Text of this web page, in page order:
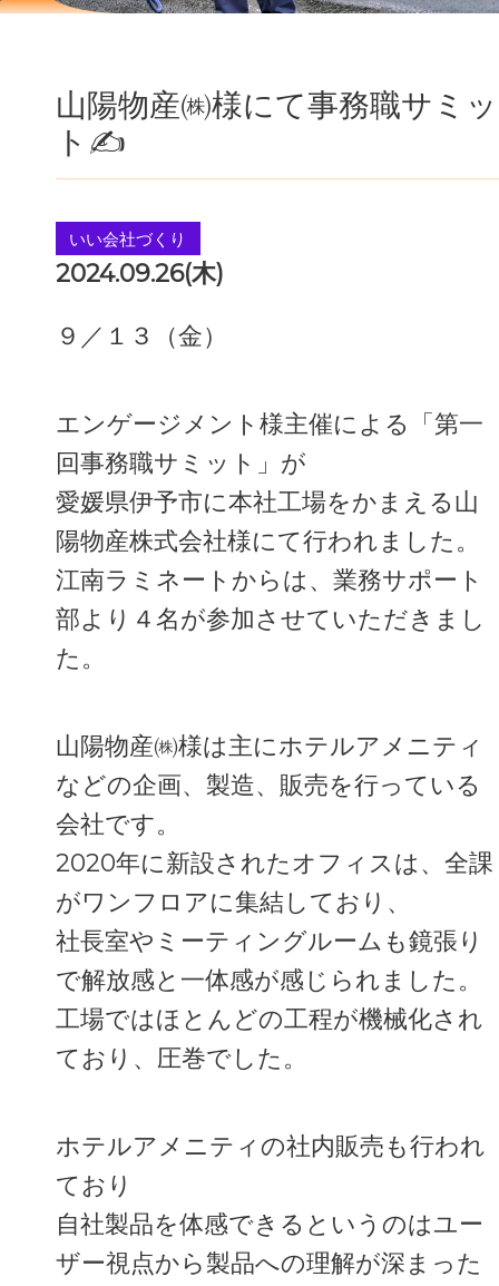
山陽物産㈱様にて事務職サミッ
ト✍
いい会社づくり
2024.09.26(木)
９／１３（金）
エンゲージメント様主催による「第一
回事務職サミット」が
愛媛県伊予市に本社工場をかまえる山
陽物産株式会社様にて行われました。
江南ラミネートからは、業務サポート
部より４名が参加させていただきまし
た。
山陽物産㈱様は主にホテルアメニティ
などの企画、製造、販売を行っている
会社です。
2020年に新設されたオフィスは、全課
がワンフロアに集結しており、
社長室やミーティングルームも鏡張り
で解放感と一体感が感じられました。
工場ではほとんどの工程が機械化され
ており、圧巻でした。
ホテルアメニティの社内販売も行われ
ており
自社製品を体感できるというのはユー
ザー視点から製品への理解が深まった